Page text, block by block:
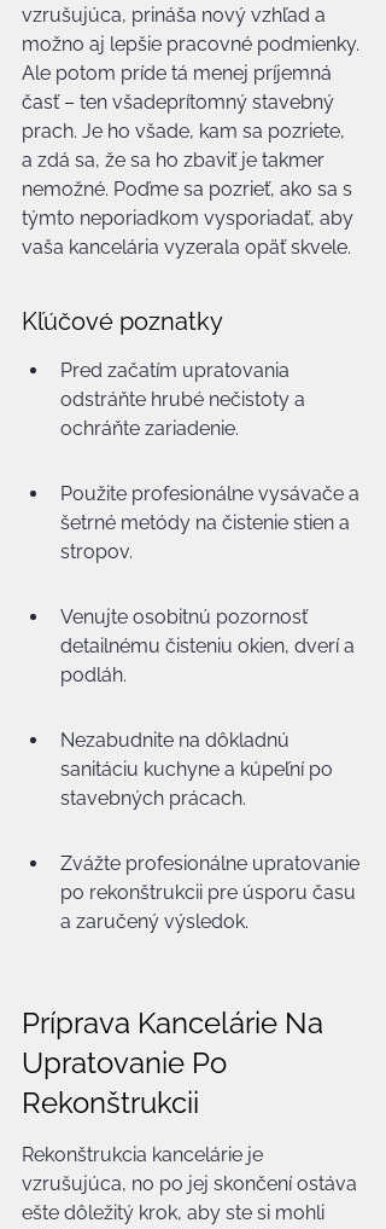
vzrušujúca, prináša nový vzhľad a
možno aj lepšie pracovné podmienky.
Ale potom príde tá menej príjemná
časť – ten všadeprítomný stavebný
prach. Je ho všade, kam sa pozriete,
a zdá sa, že sa ho zbaviť je takmer
nemožné. Poďme sa pozrieť, ako sa s
týmto neporiadkom vysporiadať, aby
vaša kancelária vyzerala opäť skvele.
Kľúčové poznatky
Pred začatím upratovania
odstráňte hrubé nečistoty a
ochráňte zariadenie.
Použite profesionálne vysávače a
šetrné metódy na čistenie stien a
stropov.
Venujte osobitnú pozornosť
detailnému čisteniu okien, dverí a
podláh.
Nezabudnite na dôkladnú
sanitáciu kuchyne a kúpeľní po
stavebných prácach.
Zvážte profesionálne upratovanie
po rekonštrukcii pre úsporu času
a zaručený výsledok.
Príprava Kancelárie Na
Upratovanie Po
Rekonštrukcii
Rekonštrukcia kancelárie je
vzrušujúca, no po jej skončení ostáva
ešte dôležitý krok, aby ste si mohli